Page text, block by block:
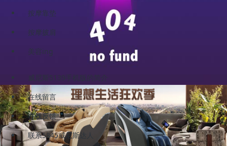
按摩靠垫
按摩披肩
美容ing
威尼斯5139手机版的简介
在线留言
在线反馈
联系5845威尼斯达人